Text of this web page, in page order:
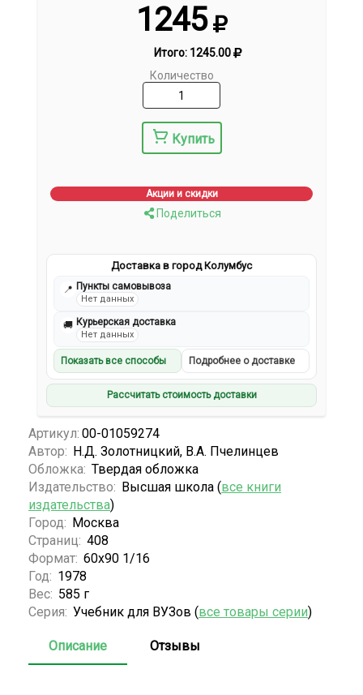
1245
Итого: 1245.00
Количество
Купить
Акции и скидки
Поделиться
Доставка в город Колумбус
📍 Пункты самовывоза
Нет данных
🚚 Курьерская доставка
Нет данных
Показать все способы Подробнее о доставке
Рассчитать стоимость доставки
Артикул: 00-01059274
Автор: Н.Д. Золотницкий, В.А. Пчелинцев
Обложка: Твердая обложка
Издательство: Высшая школа (все книги
издательства)
Город: Москва
Страниц: 408
Формат: 60х90 1/16
Год: 1978
Вес: 585 г
Серия: Учебник для ВУЗов (все товары серии)
Описание Отзывы